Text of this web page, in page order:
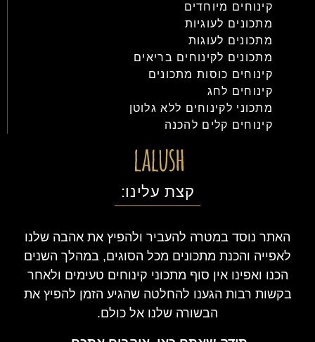
קינוחים מיוחדים
מתכונים לעוגיות
מתכונים לעוגות
מתכונים לקינוחים בריאים
קינוחים כוסות מתכונים
קינוחים לחג
מתכוני לקינוחים ללא גלוטן
קינוחים קלים להכנה
קצת עלינו:
האתר נוסד במטרה להעביר ולהפיץ את אהבה שלנו
לאפייה והכנת מתכונים מכל הסוגים, במהלך השנים
הכנו ואפינו אין סוף מתכוני קינוחים טעימים ולאחר
בקשות רבות הגענו להחלטה שהגיע הזמן להפיץ את
הבשורה שלנו אל כולם.